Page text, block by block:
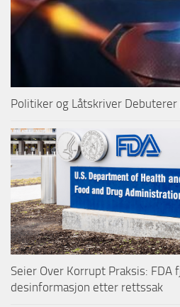
Politiker og Låtskriver Debuterer
Seier Over Korrupt Praksis:
desinformasjon etter rettssak